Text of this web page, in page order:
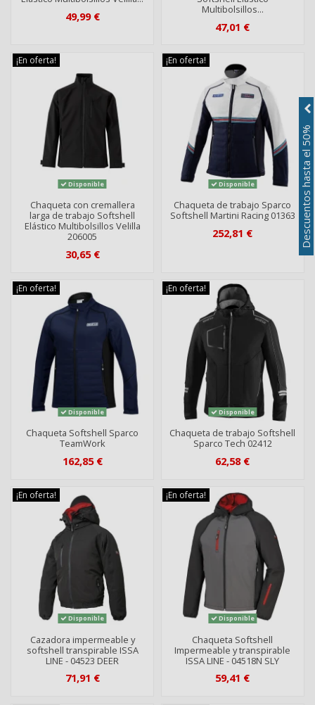
49,99 €
Multibolsillos...
47,01 €
¡En oferta!
Disponible
Chaqueta con cremallera
larga de trabajo Softshell
Elástico Multibolsillos Velilla
206005
30,65 €
¡En oferta!
Disponible
Chaqueta de trabajo Sparco
Softshell Martini Racing 01363
252,81 €
¡En oferta!
Disponible
Chaqueta Softshell Sparco
TeamWork
162,85 €
¡En oferta!
Disponible
Chaqueta de trabajo Softshell
Sparco Tech 02412
62,58 €
¡En oferta!
Disponible
Cazadora impermeable y
softshell transpirable ISSA
LINE - 04523 DEER
71,91 €
¡En oferta!
Disponible
Chaqueta Softshell
Impermeable y transpirable
ISSA LINE - 04518N SLY
59,41 €
Descuentos hasta el 50%